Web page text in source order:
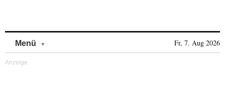
Menü Fr, 7. Aug 2026